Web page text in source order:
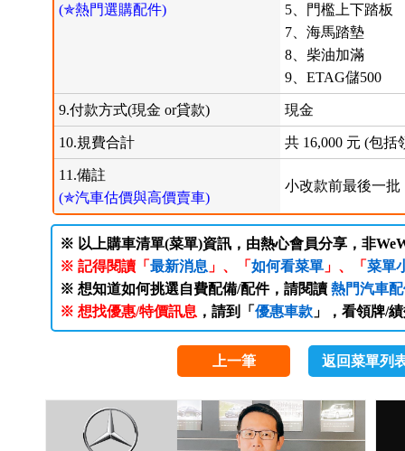
(✯熱門選購配件)
5、門檻上下踏板
7、海馬踏墊
8、柴油加滿
9、ETAG儲500
9.付款方式(現金 or貸款) 現金
10.規費合計 共 16,000 元 (包
11.備註
(✯汽車估價與高價賣車)
小改款前最後一批
※ 以上購車清單(菜單)資訊，由熱心會員分享，非
※ 記得閱讀「 最新消息 」、「 如何看菜單」、「 菜單
※ 想知道如何挑選自費配備/配件，請閱讀 熱門汽車
※ 想找優惠/特價訊息 ，請到「 優惠車款」，看領牌/
上一筆 返回菜單列